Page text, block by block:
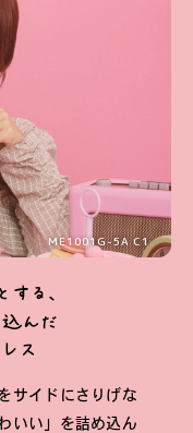
ME1001G-5A C1
する、
んだ
ス
サイドにさりげな
いい」を詰め込ん